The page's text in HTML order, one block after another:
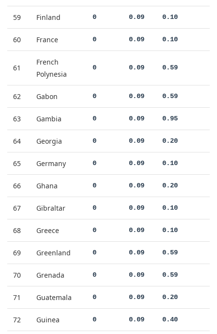
59 Finland 0 0.09 0.10
60 France 0 0.09 0.10
61
French
Polynesia
0 0.09 0.59
62 Gabon 0 0.09 0.59
63 Gambia 0 0.09 0.95
64 Georgia 0 0.09 0.20
65 Germany 0 0.09 0.10
66 Ghana 0 0.09 0.20
67 Gibraltar 0 0.09 0.10
68 Greece 0 0.09 0.10
69 Greenland 0 0.09 0.59
70 Grenada 0 0.09 0.59
71 Guatemala 0 0.09 0.20
72 Guinea 0 0.09 0.40